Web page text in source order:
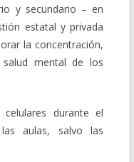
y secundario – en
estatal y privada
la concentración,
mental de los
durante el
aulas, salvo las